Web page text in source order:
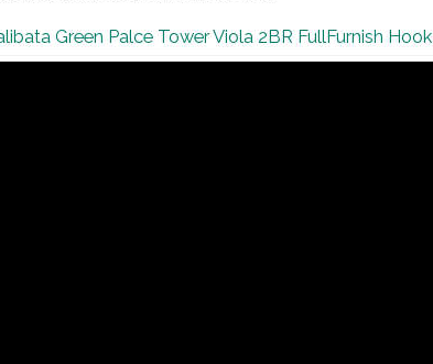
Green Palce Tower Viola 2BR FullFurnish Hook